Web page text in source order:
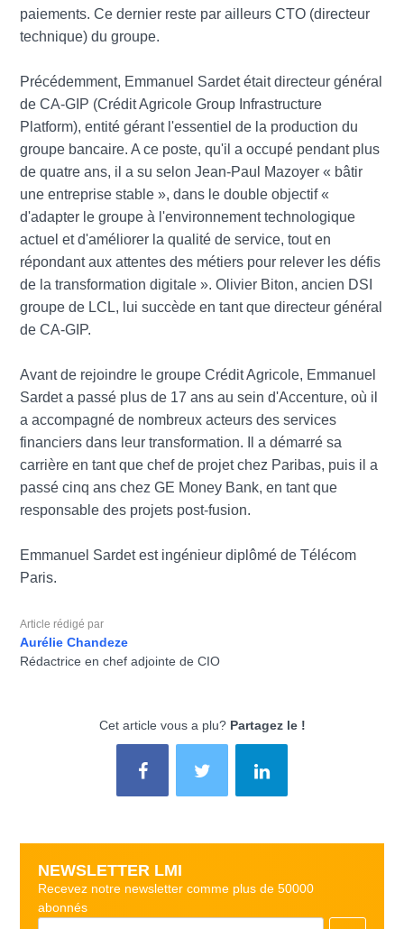
paiements. Ce dernier reste par ailleurs CTO (directeur
technique) du groupe.
Précédemment, Emmanuel Sardet était directeur général
de CA-GIP (Crédit Agricole Group Infrastructure
Platform), entité gérant l'essentiel de la production du
groupe bancaire. A ce poste, qu'il a occupé pendant plus
de quatre ans, il a su selon Jean-Paul Mazoyer « bâtir
une entreprise stable », dans le double objectif «
d'adapter le groupe à l'environnement technologique
actuel et d'améliorer la qualité de service, tout en
répondant aux attentes des métiers pour relever les défis
de la transformation digitale ». Olivier Biton, ancien DSI
groupe de LCL, lui succède en tant que directeur général
de CA-GIP.
Avant de rejoindre le groupe Crédit Agricole, Emmanuel
Sardet a passé plus de 17 ans au sein d'Accenture, où il
a accompagné de nombreux acteurs des services
financiers dans leur transformation. Il a démarré sa
carrière en tant que chef de projet chez Paribas, puis il a
passé cinq ans chez GE Money Bank, en tant que
responsable des projets post-fusion.
Emmanuel Sardet est ingénieur diplômé de Télécom
Paris.
Article rédigé par
Aurélie Chandeze
Rédactrice en chef adjointe de CIO
Cet article vous a plu? Partagez le !
NEWSLETTER LMI
Recevez notre newsletter comme plus de 50000
abonnés